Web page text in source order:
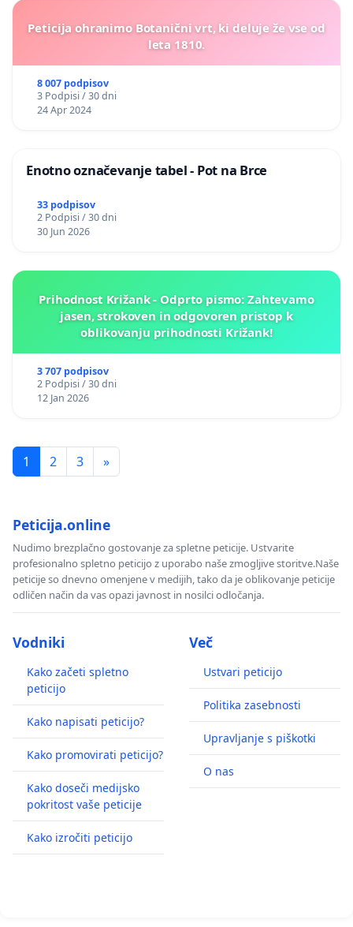
Peticija ohranimo Botanični vrt, ki deluje že vse od
leta 1810.
8 007 podpisov
3 Podpisi / 30 dni
24 Apr 2024
Enotno označevanje tabel - Pot na Brce
33 podpisov
2 Podpisi / 30 dni
30 Jun 2026
Prihodnost Križank - Odprto pismo: Zahtevamo
jasen, strokoven in odgovoren pristop k
oblikovanju prihodnosti Križank!
3 707 podpisov
2 Podpisi / 30 dni
12 Jan 2026
1 2 3 »
Peticija.online
Nudimo brezplačno gostovanje za spletne peticije. Ustvarite
profesionalno spletno peticijo z uporabo naše zmogljive storitve.Naše
peticije so dnevno omenjene v medijih, tako da je oblikovanje peticije
odličen način da vas opazi javnost in nosilci odločanja.
Vodniki
Kako začeti spletno
peticijo
Kako napisati peticijo?
Kako promovirati peticijo?
Kako doseči medijsko
pokritost vaše peticije
Kako izročiti peticijo
Več
Ustvari peticijo
Politika zasebnosti
Upravljanje s piškotki
O nas